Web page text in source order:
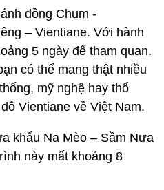
đồng Chum -
– Vientiane. Với hành
5 ngày để tham quan.
có thể mang thật nhiều
mỹ nghệ hay thổ
Vientiane về Việt Nam.
khẩu Na Mèo – Sầm Nưa
này mất khoảng 8